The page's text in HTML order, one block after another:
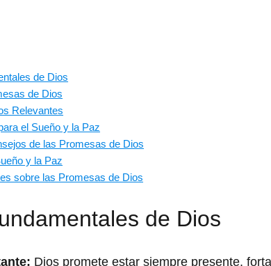
de Dios
de Dios
Relevantes
el Sueño y la Paz
de las Promesas de Dios
y la Paz
sobre las Promesas de Dios
de Dios
Dios promete estar siempre presente,